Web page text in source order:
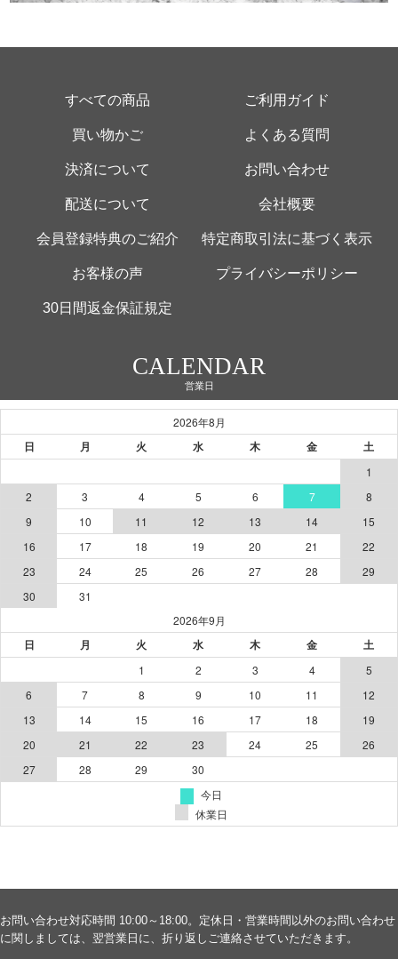
すべての商品 ご利用ガイド
買い物かご よくある質問
決済について お問い合わせ
配送について 会社概要
会員登録特典のご紹介 特定商取引法に基づく表示
お客様の声 プライバシーポリシー
30日間返金保証規定
CALENDAR
営業日
お問い合わせ対応時間 10:00～18:00。定休日・営業時間以外のお問い合わせ
に関しましては、翌営業日に、折り返しご連絡させていただきます。